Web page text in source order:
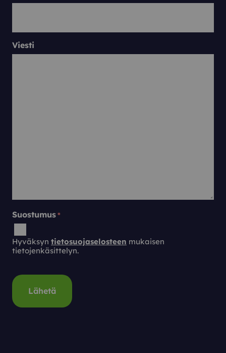
Viesti
Suostumus *
Hyväksyn tietosuojaselosteen mukaisen
tietojenkäsittelyn.